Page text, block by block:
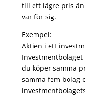
till ett lägre pris
var för sig.
Exempel:
Aktien i ett
du köper samma
samma fem bolag